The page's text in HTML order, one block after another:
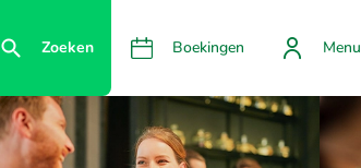
Zoeken Boekingen Menu